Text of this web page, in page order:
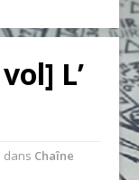
L’
dans Chaîne